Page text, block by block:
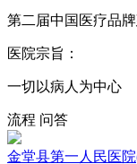
第二届中国医疗品
医院宗旨：
一切以病人为中心
流程 问答
金堂县第一人民医